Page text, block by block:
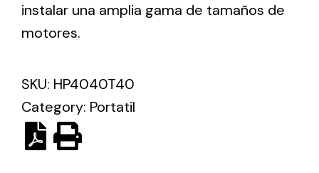
Iluminación Solar
Variedad de soluciones solares para todo tipo
de necesidades.
instalar una amplia gama de tamaños de
motores.
SKU: HP4040T40
Category: Portatil